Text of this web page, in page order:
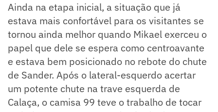
Ainda na etapa inicial, a situação que já
estava mais confortável para os visitantes se
tornou ainda melhor quando Mikael exerceu o
papel que dele se espera como centroavante
e estava bem posicionado no rebote do chute
de Sander. Após o lateral-esquerdo acertar
um potente chute na trave esquerda de
Calaça, o camisa 99 teve o trabalho de tocar